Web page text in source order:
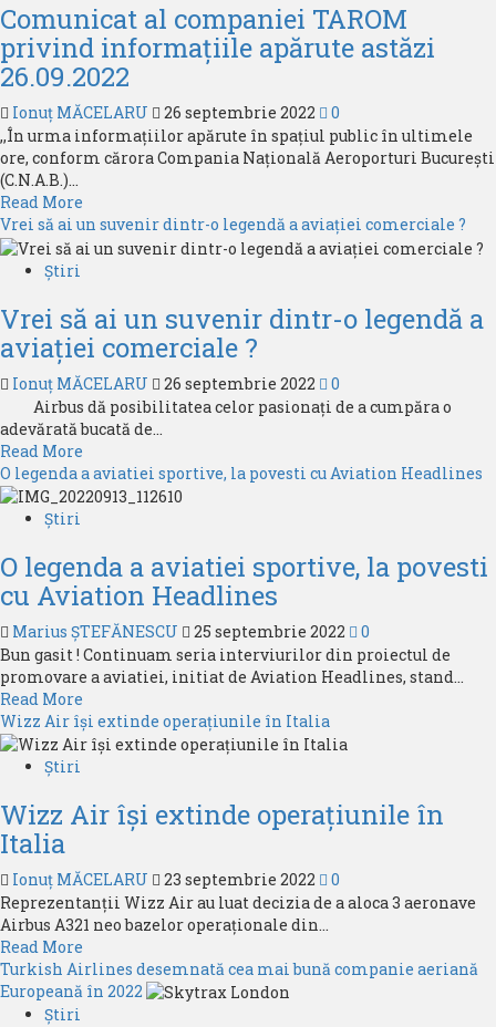
Comunicat al companiei TAROM
privind informațiile apărute astăzi
26.09.2022
Ionuț MĂCELARU 26 septembrie 2022
0
,,În urma informațiilor apărute în spațiul public în ultimele
ore, conform cărora Compania Națională Aeroporturi București
(C.N.A.B.)...
Read More
more
about
companiei
TAROM
privind
informațiile
apărute
astăzi
Vrei să ai un suvenir dintr-o legendă a aviației comerciale ?
Știri
Vrei să ai un suvenir dintr-o legendă a
aviației comerciale ?
Ionuț MĂCELARU 26 septembrie 2022
0
Airbus dă posibilitatea celor pasionați de a cumpăra o
adevărată bucată de...
Read More
more
about
ai
un
suvenir
dintr-
o
legendă
aviației
comerciale
O legenda a aviatiei sportive, la povesti cu Aviation Headlines
Știri
O legenda a aviatiei sportive, la povesti
cu Aviation Headlines
Marius ȘTEFĂNESCU 25 septembrie 2022
0
Bun gasit ! Continuam seria interviurilor din proiectul de
promovare a aviatiei, initiat de Aviation Headlines, stand...
Read More
more
about
a
aviatiei
la
povesti
cu
Headlines
Wizz Air își extinde operațiunile în Italia
Știri
Wizz Air își extinde operațiunile în
Italia
Ionuț MĂCELARU 23 septembrie 2022
0
Reprezentanții Wizz Air au luat decizia de a aloca 3 aeronave
Airbus A321 neo bazelor operaționale din...
Read More
more
about
Turkish Airlines desemnată cea mai bună companie aeriană
Europeană în 2022
Știri